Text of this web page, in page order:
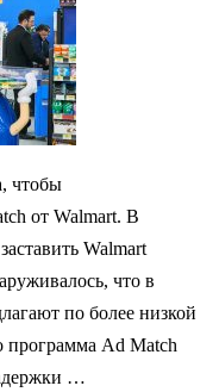
чтобы
от Walmart. В
Walmart
что в
по более низкой
программа Ad Match
…